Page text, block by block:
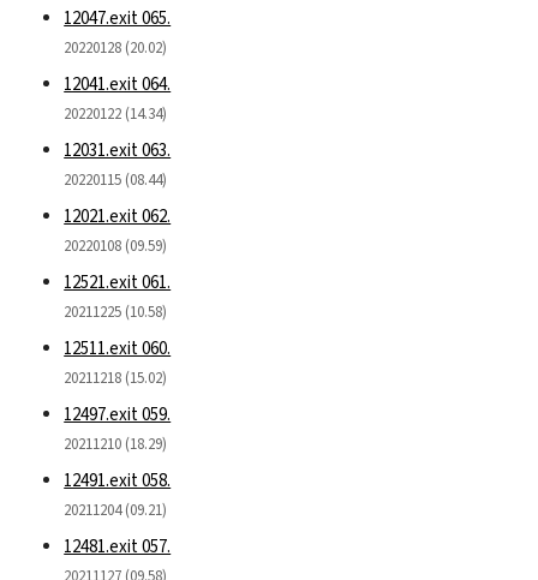
12047.exit 065.
20220128 (20.02)
12041.exit 064.
20220122 (14.34)
12031.exit 063.
20220115 (08.44)
12021.exit 062.
20220108 (09.59)
12521.exit 061.
20211225 (10.58)
12511.exit 060.
20211218 (15.02)
12497.exit 059.
20211210 (18.29)
12491.exit 058.
20211204 (09.21)
12481.exit 057.